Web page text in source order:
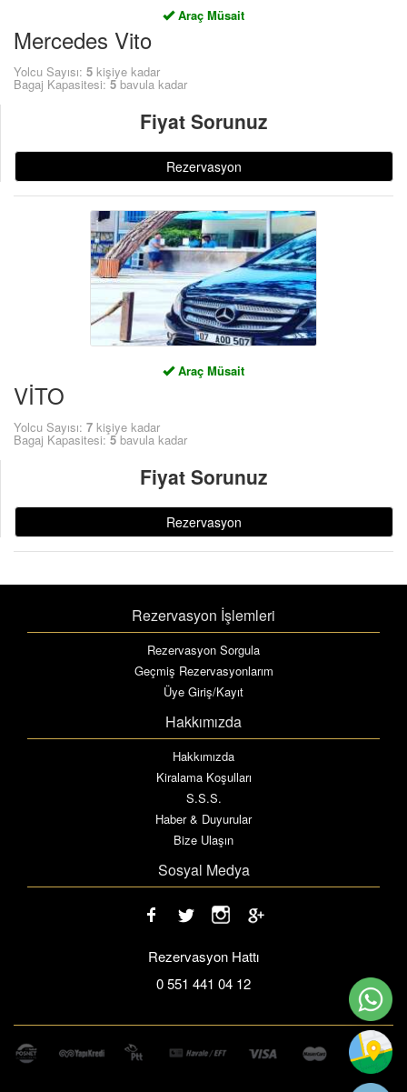
Araç Müsait
Mercedes Vito
Yolcu Sayısı: 5 kişiye kadar
Bagaj Kapasitesi:5bavula kadar
Fiyat Sorunuz
Rezervasyon
Araç Müsait
VİTO
Yolcu Sayısı: 7 kişiye kadar
Bagaj Kapasitesi:5bavula kadar
Fiyat Sorunuz
Rezervasyon
Rezervasyon İşlemleri
Rezervasyon Sorgula
Geçmiş Rezervasyonlarım
Üye Giriş/Kayıt
Hakkımızda
Hakkımızda
Kiralama Koşulları
S.S.S.
Haber & Duyurular
Bize Ulaşın
Sosyal Medya
Rezervasyon Hattı
0 551 441 04 12